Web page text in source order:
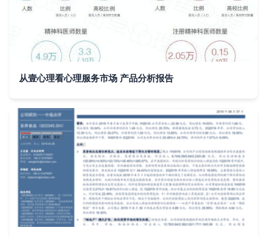
从壹心理看心理服务市场 产品分析报告